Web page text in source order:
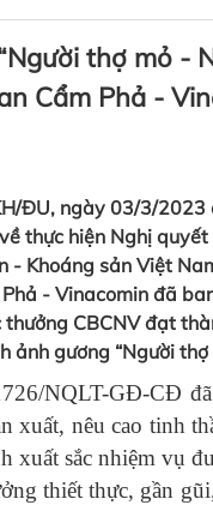
thợ mỏ -
Cẩm Phả -
ĐU, ngày 03/3/
thực hiện Nghị
- Khoáng sản Việt
- Vinacomin đã
CBCNV đạt
ảnh gương “Người thợ
NQLT-GĐ-CĐ đã
xuất, nêu cao tinh
xuất sắc nhiệm vụ
thiết thực, gần